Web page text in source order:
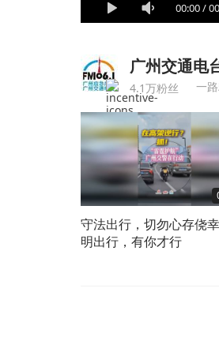
00:00/
广州交通电
4.1万粉丝 一
守法出行，切勿心存侥
明出行，有你才行